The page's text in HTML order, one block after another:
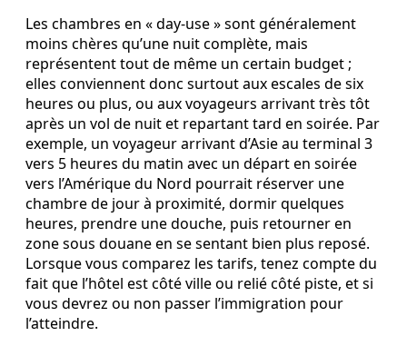
Les chambres en « day‑use » sont généralement
moins chères qu’une nuit complète, mais
représentent tout de même un certain budget ;
elles conviennent donc surtout aux escales de six
heures ou plus, ou aux voyageurs arrivant très tôt
après un vol de nuit et repartant tard en soirée. Par
exemple, un voyageur arrivant d’Asie au terminal 3
vers 5 heures du matin avec un départ en soirée
vers l’Amérique du Nord pourrait réserver une
chambre de jour à proximité, dormir quelques
heures, prendre une douche, puis retourner en
zone sous douane en se sentant bien plus reposé.
Lorsque vous comparez les tarifs, tenez compte du
fait que l’hôtel est côté ville ou relié côté piste, et si
vous devrez ou non passer l’immigration pour
l’atteindre.